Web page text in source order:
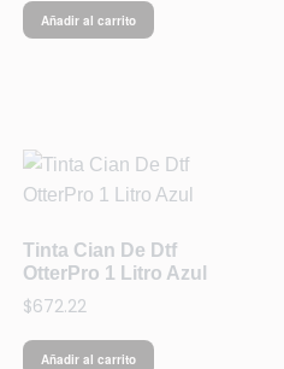
Añadir al carrito
Tinta Cian De Dtf
OtterPro 1 Litro Azul
$672.22
Añadir al carrito